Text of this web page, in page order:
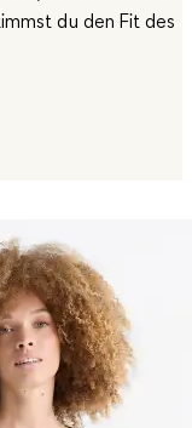
du den Fit des